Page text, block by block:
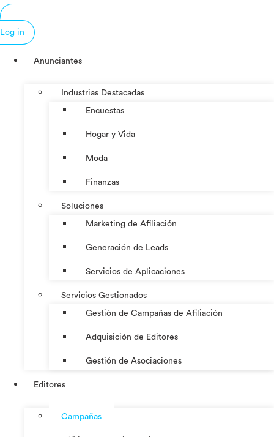
Log in
Anunciantes
Industrias Destacadas
Encuestas
Hogar y Vida
Moda
Finanzas
Soluciones
Marketing de Afiliación
Generación de Leads
Servicios de Aplicaciones
Servicios Gestionados
Gestión de Campañas de Afiliación
Adquisición de Editores
Gestión de Asociaciones
Editores
Campañas